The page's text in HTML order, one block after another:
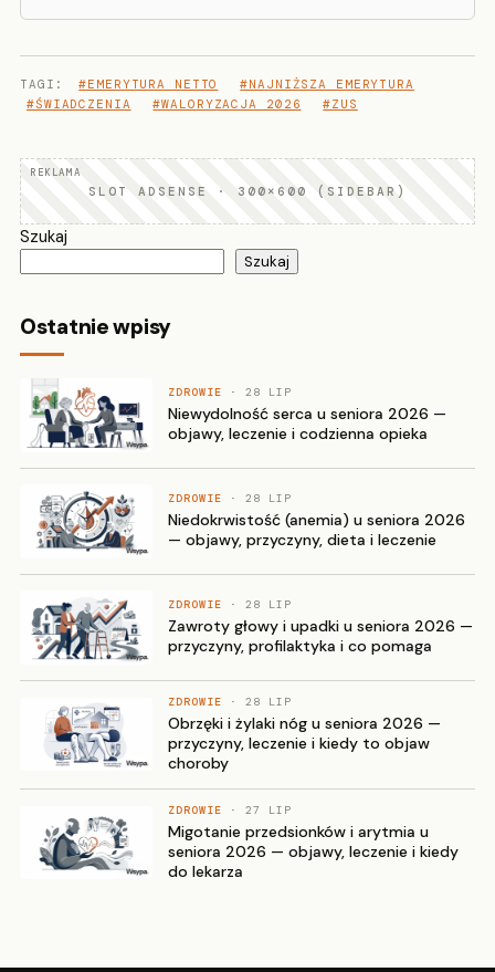
TAGI: #EMERYTURA NETTO
#NAJNIŻSZA EMERYTURA
#ŚWIADCZENIA
#WALORYZACJA 2026 #ZUS
SLOT ADSENSE · 300×600 (SIDEBAR)
Szukaj
Szukaj
Ostatnie wpisy
ZDROWIE · 28 LIP
Niewydolność serca u seniora 2026 —
objawy, leczenie i codzienna opieka
ZDROWIE · 28 LIP
Niedokrwistość (anemia) u seniora 2026
— objawy, przyczyny, dieta i leczenie
ZDROWIE · 28 LIP
Zawroty głowy i upadki u seniora 2026 —
przyczyny, profilaktyka i co pomaga
ZDROWIE · 28 LIP
Obrzęki i żylaki nóg u seniora 2026 —
przyczyny, leczenie i kiedy to objaw
choroby
ZDROWIE · 27 LIP
Migotanie przedsionków i arytmia u
seniora 2026 — objawy, leczenie i kiedy
do lekarza